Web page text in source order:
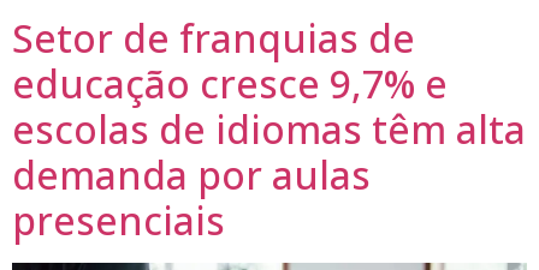
Setor de franquias de
educação cresce 9,7% e
escolas de idiomas têm alta
demanda por aulas
presenciais